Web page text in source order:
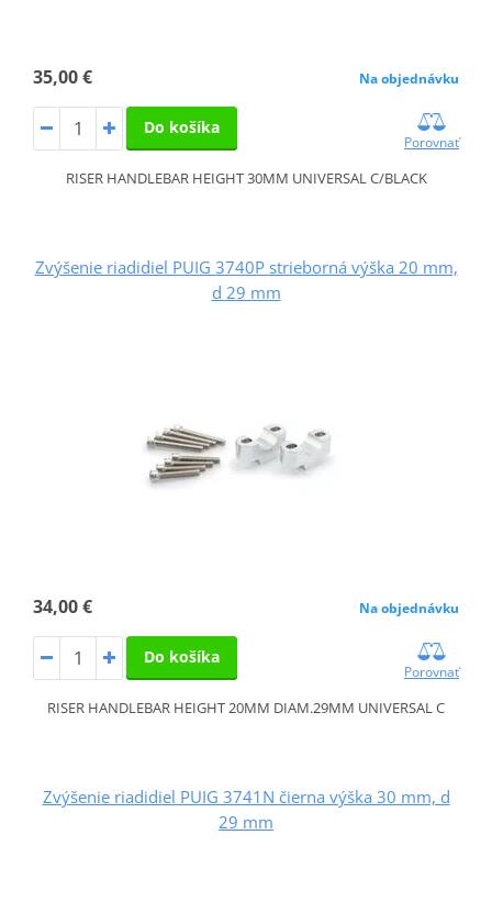
35,00 € Na objednávku
Do košíka
Porovnať
RISER HANDLEBAR HEIGHT 30MM UNIVERSAL C/BLACK
Zvýšenie riadidiel PUIG 3740P strieborná výška 20 mm,
d 29 mm
34,00 € Na objednávku
Do košíka
Porovnať
RISER HANDLEBAR HEIGHT 20MM DIAM.29MM UNIVERSAL C
Zvýšenie riadidiel PUIG 3741N čierna výška 30 mm, d
29 mm